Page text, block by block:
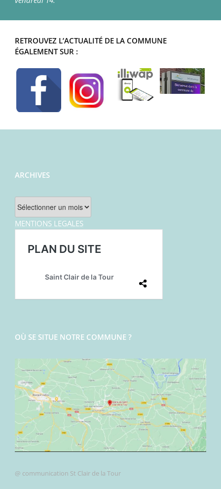
RETROUVEZ L’ACTUALITÉ DE LA COMMUNE
ÉGALEMENT SUR :
ARCHIVES
Archives
MENTIONS LEGALES
OÙ SE SITUE NOTRE COMMUNE ?
@ communication St Clair de la Tour